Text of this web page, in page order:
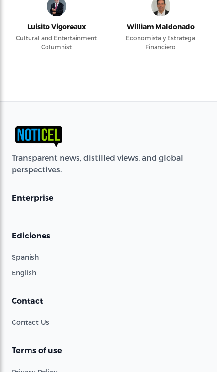
Luisito Vigoreaux
Cultural and Entertainment
Columnist
William Maldonado
Economista y Estratega
Financiero
Transparent news, distilled views, and global
perspectives.
Enterprise
Ediciones
Spanish
English
Contact
Contact Us
Terms of use